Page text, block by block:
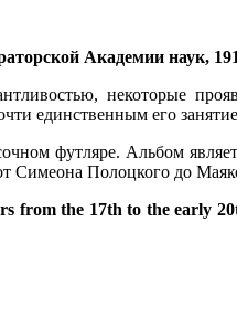
Академии наук,
некоторые
единственным его
футляре. Альбом
Симеона Полоцкого до
the 17th to the early